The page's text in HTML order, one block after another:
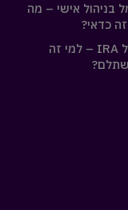
בניהול אישי – מה
כדאי?
קופת גמל IRA – למי זה